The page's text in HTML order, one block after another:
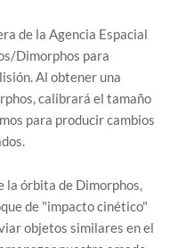
de la Agencia Espacial
Dimorphos para
Al obtener una
calibrará el tamaño
para producir cambios
la órbita de Dimorphos,
de "impacto cinético"
objetos similares en el